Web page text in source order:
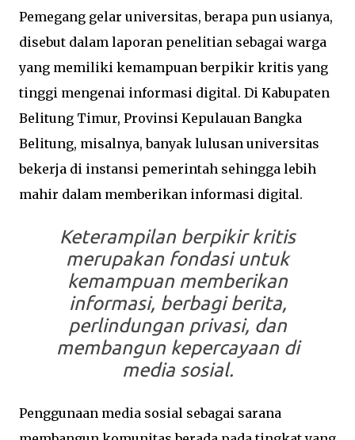
Pemegang gelar universitas, berapa pun usianya,
disebut dalam laporan penelitian sebagai warga
yang memiliki kemampuan berpikir kritis yang
tinggi mengenai informasi digital. Di Kabupaten
Belitung Timur, Provinsi Kepulauan Bangka
Belitung, misalnya, banyak lulusan universitas
bekerja di instansi pemerintah sehingga lebih
mahir dalam memberikan informasi digital.
Keterampilan berpikir kritis
merupakan fondasi untuk
kemampuan memberikan
informasi, berbagi berita,
perlindungan privasi, dan
membangun kepercayaan di
media sosial.
Penggunaan media sosial sebagai sarana